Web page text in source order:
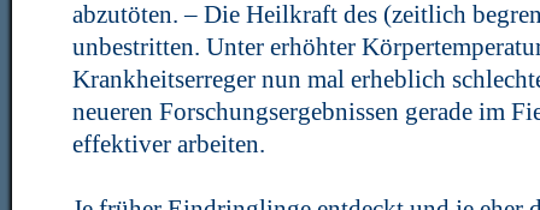
abzutöten. – Die Heilkraft des (zeitlich
unbestritten. Unter erhöhter
Krankheitserreger nun mal erheblich
neueren Forschungsergebnissen gerade im
effektiver arbeiten.